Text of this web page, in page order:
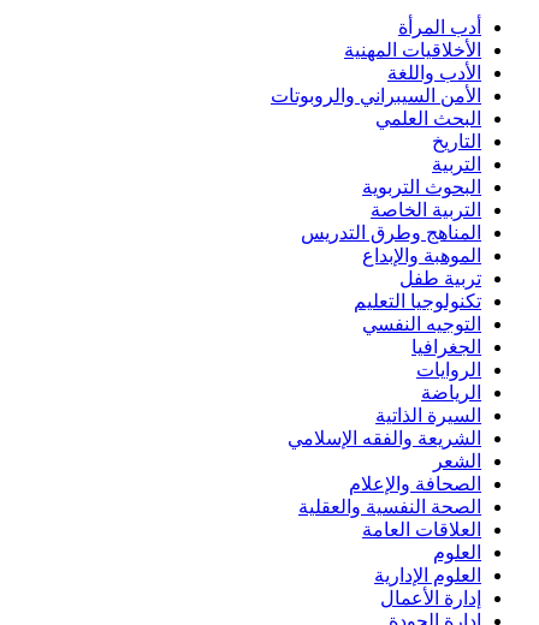
أدب المرأة
الأخلاقيات المهنية
الأدب واللغة
الأمن السيبراني والروبوتات
البحث العلمي
التاريخ
التربية
البحوث التربوية
التربية الخاصة
المناهج وطرق التدريس
الموهبة والإبداع
تربية طفل
تكنولوجيا التعليم
التوجيه النفسي
الجغرافيا
الروايات
الرياضة
السيرة الذاتية
الشريعة والفقه الإسلامي
الشعر
الصحافة والإعلام
الصحة النفسية والعقلية
العلاقات العامة
العلوم
العلوم الإدارية
إدارة الأعمال
إدارة الجودة